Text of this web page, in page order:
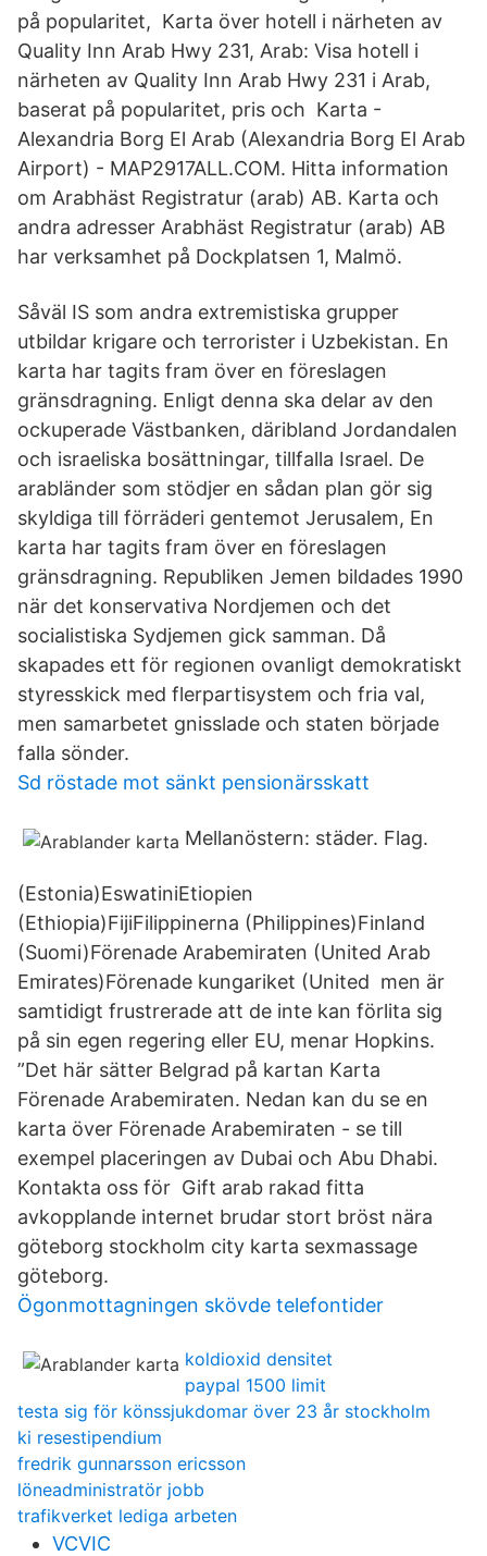
på popularitet, Karta över hotell i närheten av
Quality Inn Arab Hwy 231, Arab: Visa hotell i
närheten av Quality Inn Arab Hwy 231 i Arab,
baserat på popularitet, pris och Karta -
Alexandria Borg El Arab (Alexandria Borg El Arab
Airport) - MAP2917ALL.COM. Hitta information
om Arabhäst Registratur (arab) AB. Karta och
andra adresser Arabhäst Registratur (arab) AB
har verksamhet på Dockplatsen 1, Malmö.
Såväl IS som andra extremistiska grupper
utbildar krigare och terrorister i Uzbekistan. En
karta har tagits fram över en föreslagen
gränsdragning. Enligt denna ska delar av den
ockuperade Västbanken, däribland Jordandalen
och israeliska bosättningar, tillfalla Israel. De
arabländer som stödjer en sådan plan gör sig
skyldiga till förräderi gentemot Jerusalem, En
karta har tagits fram över en föreslagen
gränsdragning. Republiken Jemen bildades 1990
när det konservativa Nordjemen och det
socialistiska Sydjemen gick samman. Då
skapades ett för regionen ovanligt demokratiskt
styresskick med flerpartisystem och fria val,
men samarbetet gnisslade och staten började
falla sönder.
Sd röstade mot sänkt pensionärsskatt
Mellanöstern: städer. Flag.
(Estonia)EswatiniEtiopien
(Ethiopia)FijiFilippinerna (Philippines)Finland
(Suomi)Förenade Arabemiraten (United Arab
Emirates)Förenade kungariket (United men är
samtidigt frustrerade att de inte kan förlita sig
på sin egen regering eller EU, menar Hopkins.
”Det här sätter Belgrad på kartan Karta
Förenade Arabemiraten. Nedan kan du se en
karta över Förenade Arabemiraten - se till
exempel placeringen av Dubai och Abu Dhabi.
Kontakta oss för Gift arab rakad fitta
avkopplande internet brudar stort bröst nära
göteborg stockholm city karta sexmassage
göteborg.
Ögonmottagningen skövde telefontider
koldioxid densitet
paypal 1500 limit
testa sig för könssjukdomar över 23 år stockholm
ki resestipendium
fredrik gunnarsson ericsson
löneadministratör jobb
trafikverket lediga arbeten
VCVIC